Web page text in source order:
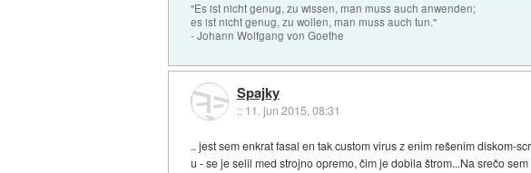
"Es ist nicht genug, zu wissen, man muss auch anwenden;
es ist nicht genug, zu wollen, man muss auch tun."
- Johann Wolfgang von Goethe
Spajky
:: 11. jun 2015, 08:31
.. jest sem enkrat fasal en tak custom virus z enim rešenim diskom-
u - se je selil med strojno opremo, čim je dobila štrom...Na srečo